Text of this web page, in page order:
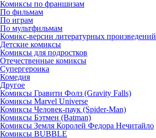
Комиксы по франшизам
По фильмам
По играм
По мультфильмам
Комикс-версии литературных произведений
Детские комиксы
Комиксы для подростков
Отечественные комиксы
Супергероика
Комедия
Другое
Комиксы Гравити Фолз (Gravity Falls)
Комиксы Marvel Universe
Комиксы Человек-паук (Spider-Man)
Комиксы Бэтмен (Batman)
Комиксы Земля Королей Федора Нечитайло
Комиксы BUBBLE